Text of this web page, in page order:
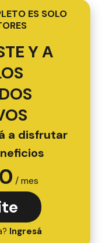
ES SOLO
Y A
a disfrutar
/ mes
Ingresá